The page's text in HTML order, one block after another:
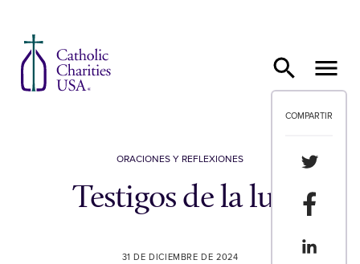
COMPARTIR
ORACIONES Y REFLEXIONES
Testigos de la luz
31 DE DICIEMBRE DE 2024